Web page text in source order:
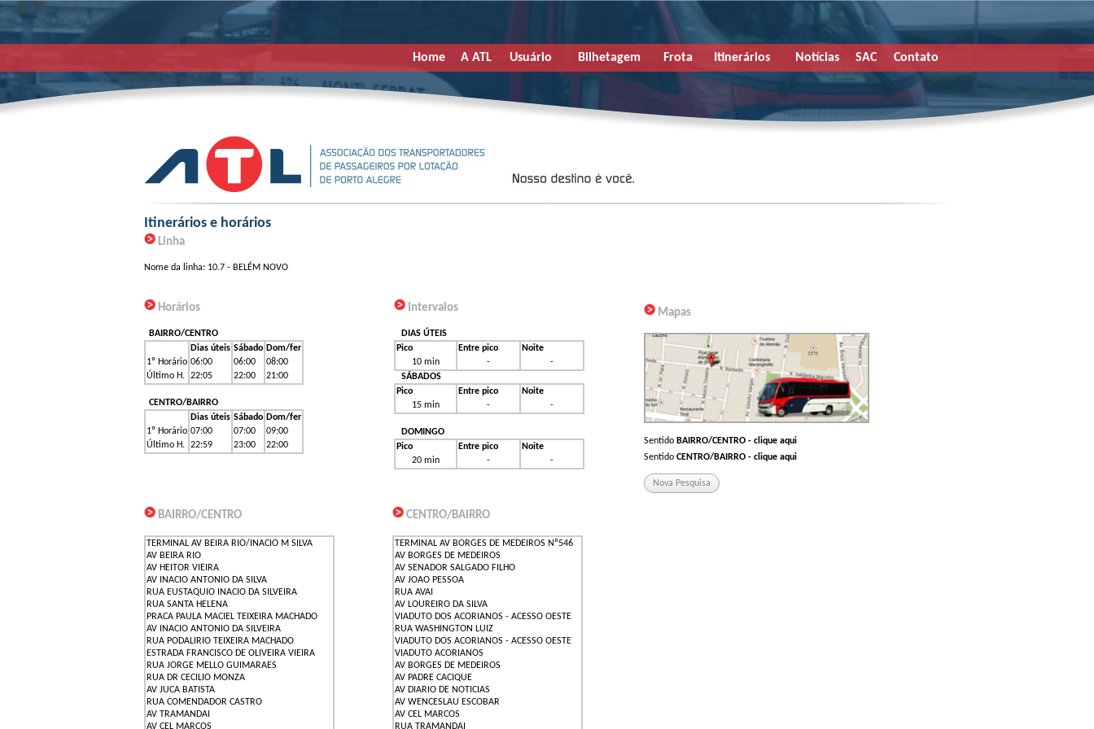
Home A ATL Usuário Bilhetagem Frota Itinerários Notícias SAC Contato
Itinerários e horários
Linha
Nome da linha: 10.7 - BELÉM NOVO
Horários
BAIRRO/CENTRO
Dias úteis Sábado Dom/fer
1º Horário 06:00 06:00
08:00
Último H. 22:05 22:00 21:00
CENTRO/BAIRRO
Dias úteis Sábado Dom/fer
1º Horário 07:00 07:00
09:00
Último H. 22:59 23:00 22:00
Intervalos
DIAS ÚTEIS
Pico
Entre pico
Noite
10 min
-
-
SÁBADOS
Pico
Entre pico
Noite
15 min
- -
DOMINGO
Pico
Entre pico
Noite
20 min
- -
BAIRRO/CENTRO
TERMINAL AV BEIRA RIO/INACIO M SILVA
AV BEIRA RIO
AV HEITOR VIEIRA
AV INACIO ANTONIO DA SILVA
RUA EUSTAQUIO INACIO DA SILVEIRA
RUA SANTA HELENA
PRACA PAULA MACIEL TEIXEIRA MACHADO
AV INACIO ANTONIO DA SILVEIRA
RUA PODALIRIO TEIXEIRA MACHADO
ESTRADA FRANCISCO DE OLIVEIRA VIEIRA
RUA JORGE MELLO GUIMARAES
RUA DR CECILIO MONZA
AV JUCA BATISTA
RUA COMENDADOR CASTRO
AV TRAMANDAI
AV CEL MARCOS
CENTRO/BAIRRO
TERMINAL AV BORGES DE MEDEIROS Nº546
AV BORGES DE MEDEIROS
AV SENADOR SALGADO FILHO
AV JOAO PESSOA
RUA AVAI
AV LOUREIRO DA SILVA
VIADUTO DOS ACORIANOS - ACESSO OESTE
RUA WASHINGTON LUIZ
VIADUTO DOS ACORIANOS - ACESSO OESTE
VIADUTO ACORIANOS
AV BORGES DE MEDEIROS
AV PADRE CACIQUE
AV DIARIO DE NOTICIAS
AV WENCESLAU ESCOBAR
AV CEL MARCOS
RUA TRAMANDAI
Mapas
Sentido BAIRRO/CENTRO - clique aqui
Sentido CENTRO/BAIRRO - clique aqui
Nova Pesquisa